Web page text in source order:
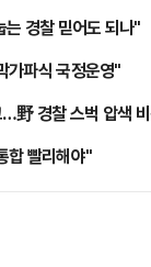
경찰 믿어도 되나"
가파식 국정운영"
野 경찰 스벅 압색
합 빨리해야"